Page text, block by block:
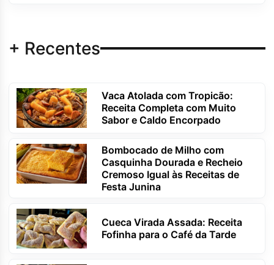
+ Recentes
Vaca Atolada com Tropicão:
Receita Completa com Muito
Sabor e Caldo Encorpado
Bombocado de Milho com
Casquinha Dourada e Recheio
Cremoso Igual às Receitas de
Festa Junina
Cueca Virada Assada: Receita
Fofinha para o Café da Tarde